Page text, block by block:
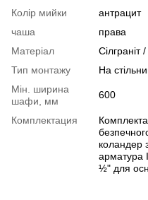
Колір мийки
антрацит
чаша
права
Матеріал
Сілграніт
Тип монтажу
На
Мін. ширина
шафи, мм
600
Комплектация
коландер
арматура
½" для